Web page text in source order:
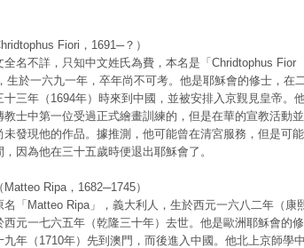
Fiori，1691─？）
不詳，只知中文姓氏為費，本名是「Chridtophus Fior
生於一六九一年，卒年尚不可考。他是耶穌會的修士，在
十三年（1694年）時來到中國，並被安排入京覲見皇帝。
教士中第一位受過正式繪畫訓練的，但是在華的宣教活動並
未發現他的作品。據推測，他可能曾在清宮服務，但是可能
因為他在三十五歲時便退出耶穌會了。
Matteo Ripa，1682─1745）
Matteo Ripa」，義大利人，生於西元一六八二年（康
西元一七六五年（乾隆三十年）去世。他是歐洲耶穌會的修
九年（1710年）先到澳門，而後進入中國。他北上京師學